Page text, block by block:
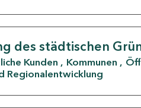
des städtischen
Kunden Kommunen
Regionalentwicklung